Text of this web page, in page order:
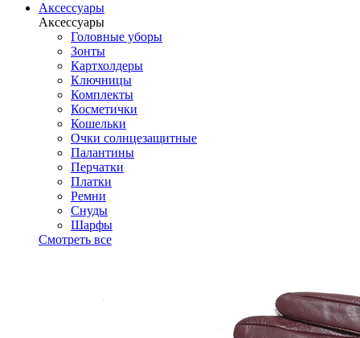
Аксессуары
Аксессуары
Головные уборы
Зонты
Картхолдеры
Ключницы
Комплекты
Косметички
Кошельки
Очки солнцезащитные
Палантины
Перчатки
Платки
Ремни
Снуды
Шарфы
Смотреть все